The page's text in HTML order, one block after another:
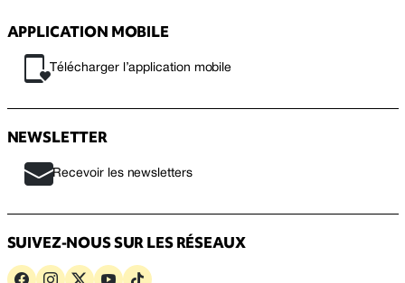
APPLICATION MOBILE
Télécharger l’application mobile
NEWSLETTER
Recevoir les newsletters
SUIVEZ-NOUS SUR LES RÉSEAUX